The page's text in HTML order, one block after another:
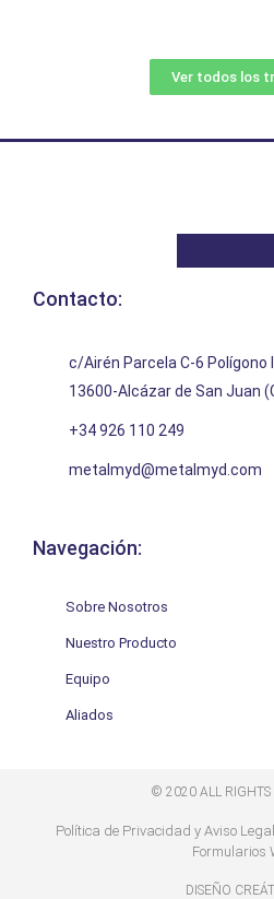
Ver todos los
Contacto:
c/Airén Parcela C-6 Polígono
13600-Alcázar de San Juan
+34 926 110 249
metalmyd@metalmyd.com
Navegación:
Sobre Nosotros
Nuestro Producto
Equipo
Aliados
© 2020 ALL RIGHTS
Política de Privacidad y Aviso Legal
Formularios
DISEÑO